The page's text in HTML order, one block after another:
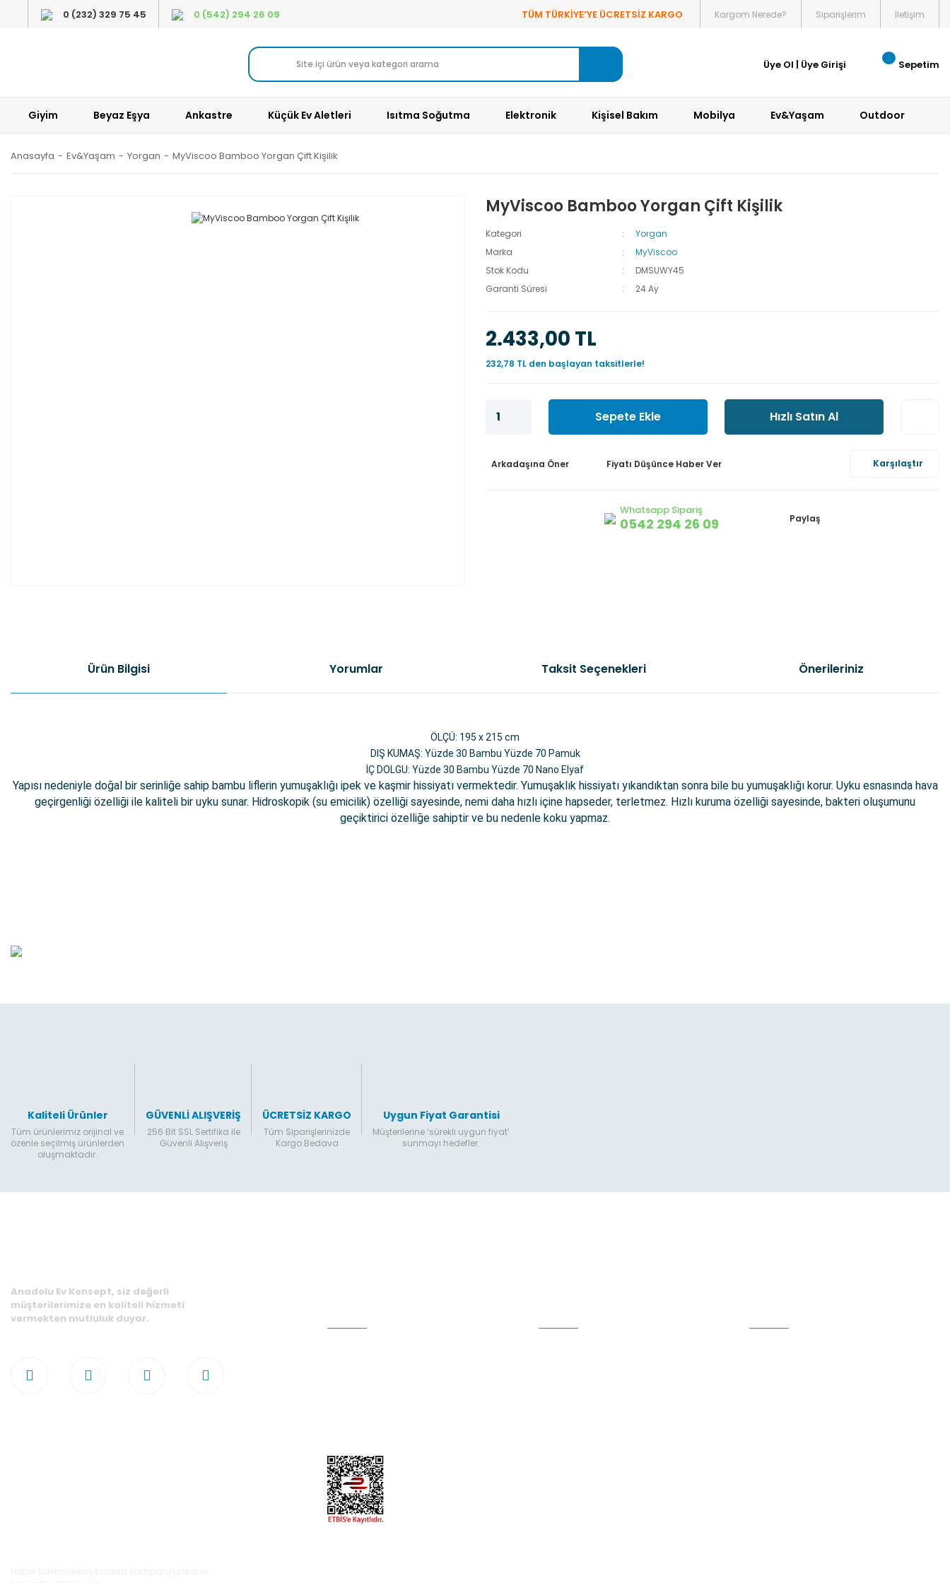
0 (232) 329 75 45 0 (542) 294 26 09 TÜM TÜRKİYE’YE ÜCRETSİZ KARGO Kargom Nerede? Siparişlerim İletişim
Üye Ol | Üye Girişi Sepetim
Giyim Beyaz Eşya Ankastre Küçük Ev Aletleri Isıtma Soğutma Elektronik Kişisel Bakım Mobilya Ev&Yaşam Outdoor
Anasayfa Ev&Yaşam Yorgan MyViscoo Bamboo Yorgan Çift Kişilik
MyViscoo Bamboo Yorgan Çift Kişilik
Kategori
Yorgan
Marka
MyViscoo
Stok Kodu
DMSUWY45
Garanti Süresi
24 Ay
2.433,00 TL
232,78 TL den başlayan taksitlerle!
Sepete Ekle Hızlı Satın Al
Arkadaşına Öner Fiyatı Düşünce Haber Ver Karşılaştır
Whatsapp Sipariş
0542 294 26 09 Paylaş
Ürün Bilgisi Yorumlar Taksit Seçenekleri Önerileriniz
ÖLÇÜ: 195 x 215 cm
DIŞ KUMAŞ: Yüzde 30 Bambu Yüzde 70 Pamuk
İÇ DOLGU: Yüzde 30 Bambu Yüzde 70 Nano Elyaf
Yapısı nedeniyle doğal bir serinliğe sahip bambu liflerin yumuşaklığı ipek ve kaşmir hissiyatı vermektedir. Yumuşaklık hissiyatı yıkandıktan sonra bile bu yumuşaklığı korur. Uyku esnasında hava
geçirgenliği özelliği ile kaliteli bir uyku sunar. Hidroskopik (su emicilik) özelliği sayesinde, nemi daha hızlı içine hapseder, terletmez. Hızlı kuruma özelliği sayesinde, bakteri oluşumunu
geçiktirici özelliğe sahiptir ve bu nedenle koku yapmaz.
Gönder
Kaliteli Ürünler
Tüm ürünlerimiz orijinal ve
özenle seçilmiş ürünlerden
oluşmaktadır.
GÜVENLİ ALIŞVERİŞ
256 Bit SSL Sertifika ile
Güvenli Alışveriş
ÜCRETSİZ KARGO
Tüm Siparişlerinizde
Kargo Bedava
Uygun Fiyat Garantisi
Müşterilerine ‘sürekli uygun fiyat’
sunmayı hedefler.
Anadolu Ev Konsept, siz değerli
müşterilerimize en kaliteli hizmeti
vermekten mutluluk duyar.